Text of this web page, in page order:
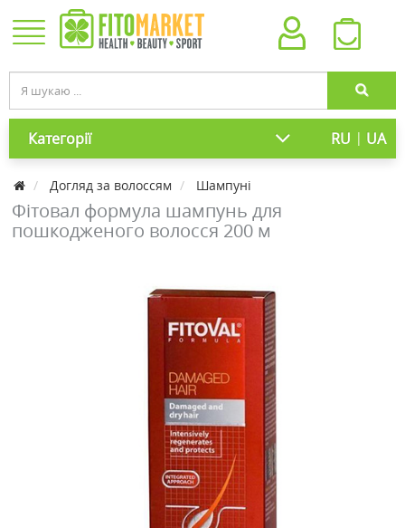
Категорії RU | UA
Догляд за волоссям Шампуні
Фітовал формула шампунь для
пошкодженого волосся 200 м